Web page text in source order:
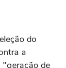
do
a
"geração de